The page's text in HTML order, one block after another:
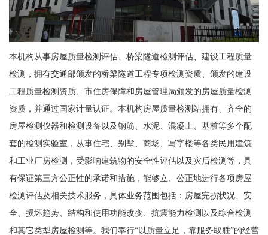
本机构从事房屋质量检测评估、桥梁隧道检测评估、建设工程质量
检测，拥有交通部颁发的桥梁隧道工程专项检测资质、颁发的建设
工程质量检测资质、市住房保障和房屋管理局颁发的房屋质量检测
资质，并通过国家计量认证。本机构房屋质量检测站拥有、齐全的
房屋检测仪器和检测设备以及钢筋、水泥、混凝土、基桩等多个配
套的检测实验室，从事住宅、别墅、商场、写字楼等各类民用建筑
和工业厂房检测，受影响建筑物的安全性评估以及灾后检测等，具
有保证第三方公正性的承诺和措施，能够立、公正地进行各项房屋
检测评估及相关技术服务，具体业务范围包括：房屋完损状况、安
全、损坏趋势、结构和使用功能改变、抗震能力检测以及综合检测
和其它类型房屋检测等。我们奉行“以质量立足，靠服务取胜”的经营